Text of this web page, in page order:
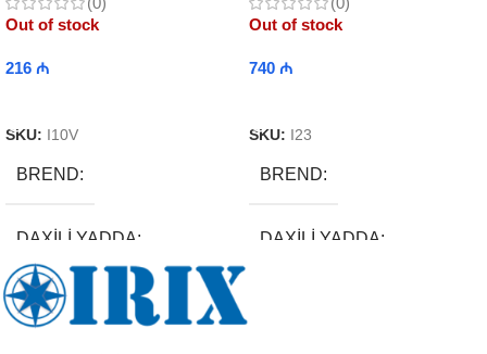
Out of stock
216 ₼
SKU: I10V
BREND
DAXILI YADDA
EKRAN
Out of stock
740 ₼
SKU: I23
BREND
DAXILI YADDA